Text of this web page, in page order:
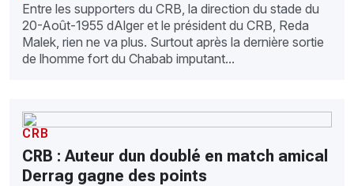
Entre les supporters du CRB, la direction du stade du
20-Août-1955 dAlger et le président du CRB, Reda
Malek, rien ne va plus. Surtout après la dernière sortie
de lhomme fort du Chabab imputant...
CRB
CRB : Auteur dun doublé en match amical
Derrag gagne des points